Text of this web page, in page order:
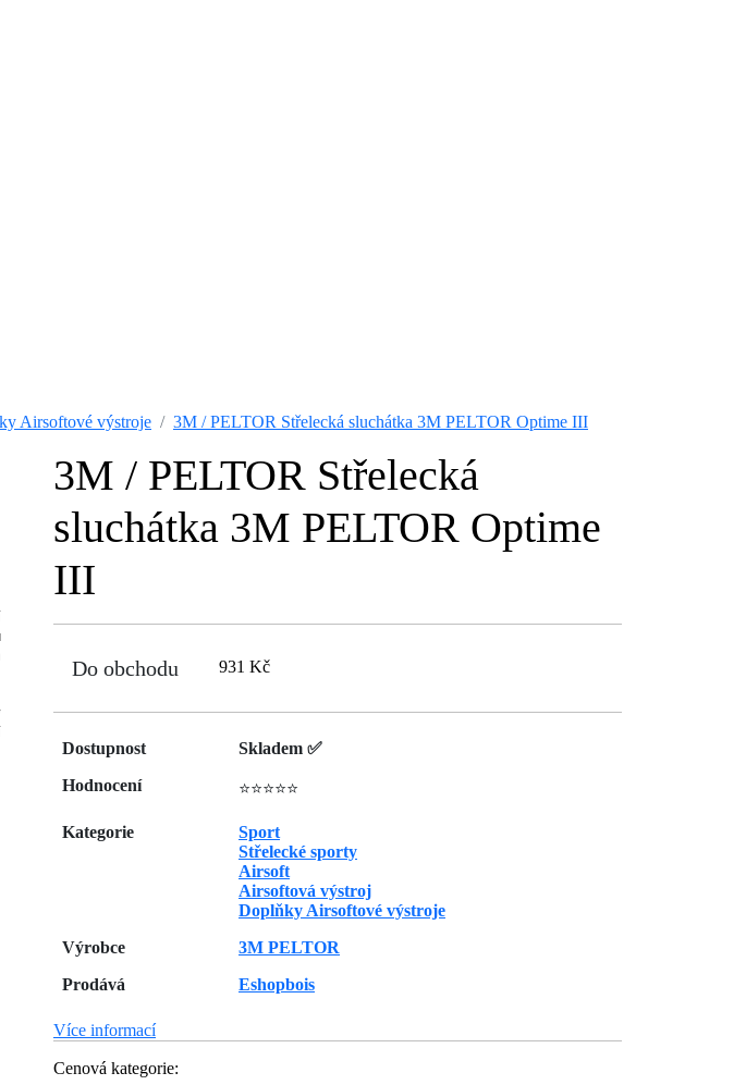
Airsoftové výstroje 3M / PELTOR Střelecká sluchátka 3M PELTOR Optime III
3M / PELTOR Střelecká
sluchátka 3M PELTOR Optime
III
Do obchodu 931 Kč
Dostupnost
Skladem ✅
Hodnocení
⭐⭐⭐⭐⭐
Kategorie
Sport
Střelecké sporty
Airsoft
Airsoftová výstroj
Doplňky Airsoftové výstroje
Výrobce
3M PELTOR
Prodává
Eshopbois
Více informací
Cenová kategorie: